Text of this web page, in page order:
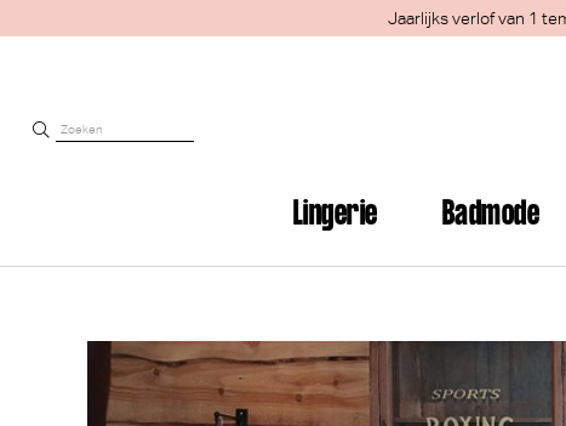
Jaarlijks verlof van 1
Lingerie Badmode